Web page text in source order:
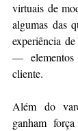
virtuais de
algumas das
experiência
— elementos
cliente.
Além do
ganham